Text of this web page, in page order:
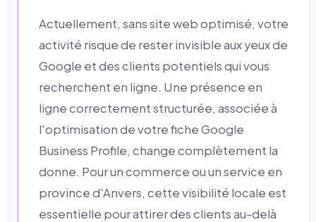
Actuellement, sans site web optimisé, votre
activité risque de rester invisible aux yeux de
Google et des clients potentiels qui vous
recherchent en ligne. Une présence en
ligne correctement structurée, associée à
l'optimisation de votre fiche Google
Business Profile, change complètement la
donne. Pour un commerce ou un service en
province d'Anvers, cette visibilité locale est
essentielle pour attirer des clients au-delà